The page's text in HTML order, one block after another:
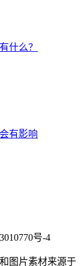
什么？
有影响
号-4
图片素材来源于